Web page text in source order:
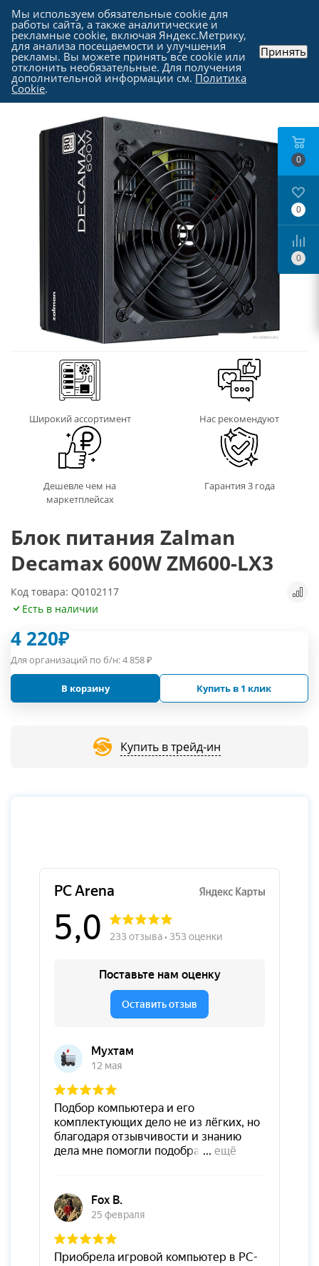
Каталог - Комплектующие для компьютера
Блоки питания для компьютеров
Широкий ассортимент Нас рекомендуют
Дешевле чем на
маркетплейсах
Гарантия 3 года
Блок питания Zalman
Decamax 600W ZM600-LX3
Код товара: Q0102117
Есть в наличии
4 220₽
Для организаций по б/н:4 858₽
В корзину Купить в 1 клик
Купить в трейд-ин
0
0
0
Мы используем обязательные cookie для
работы сайта, а также аналитические и
рекламные cookie, включая Яндекс.Метрику,
для анализа посещаемости и улучшения
рекламы. Вы можете принять все cookie или
отклонить необязательные. Для получения
дополнительной информации см. Политика
Cookie.
Принять